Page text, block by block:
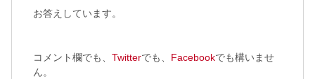
お答えしています。
コメント欄でも、Twitterでも、 Facebookでも構いませ
ん。